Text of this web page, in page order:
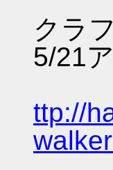
クラ
5/21
ttp://